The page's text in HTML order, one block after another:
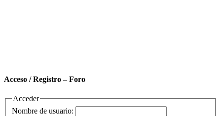
Acceso / Registro – Foro
Acceder
Nombre de usuario: